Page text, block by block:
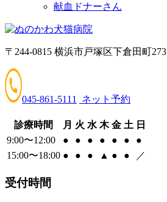
献血ドナーさん
〒244-0815 横浜市戸塚区下倉田町273
045-861-5111 ネット予約
診療時間 月 火 水 木 金 土 日
9:00〜12:00
● ● ● ● ● ●
●
15:00〜18:00 ● ● ● ▲ ● ● ／
受付時間